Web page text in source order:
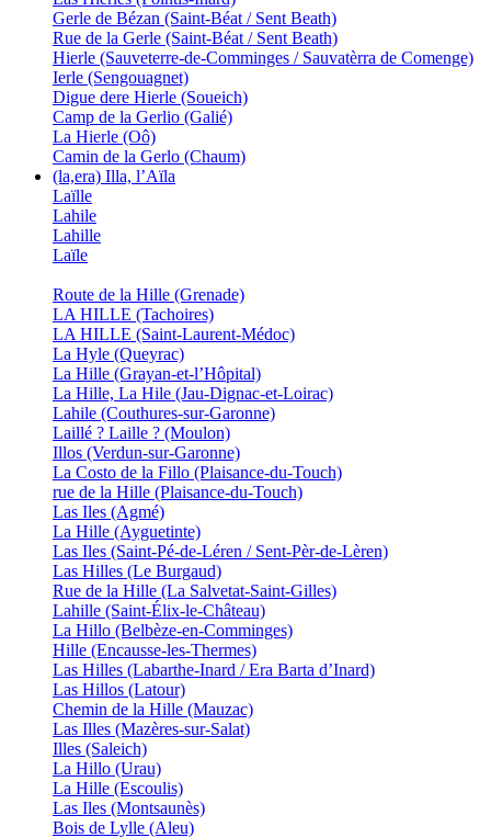
Gerle de Bézan (Saint-Béat / Sent Beath)
Rue de la Gerle (Saint-Béat / Sent Beath)
Hierle (Sauveterre-de-Comminges / Sauvatèrra de Comenge)
Ierle (Sengouagnet)
Digue dere Hierle (Soueich)
Camp de la Gerlio (Galié)
La Hierle (Oô)
Camin de la Gerlo (Chaum)
(la,era) Illa, l’Aïla
Laïlle
Lahile
Lahille
Laïle
Route de la Hille (Grenade)
LA HILLE (Tachoires)
LA HILLE (Saint-Laurent-Médoc)
La Hyle (Queyrac)
La Hille (Grayan-et-l’Hôpital)
La Hille, La Hile (Jau-Dignac-et-Loirac)
Lahile (Couthures-sur-Garonne)
Laillé ? Laille ? (Moulon)
Illos (Verdun-sur-Garonne)
La Costo de la Fillo (Plaisance-du-Touch)
rue de la Hille (Plaisance-du-Touch)
Las Iles (Agmé)
La Hille (Ayguetinte)
Las Iles (Saint-Pé-de-Léren / Sent-Pèr-de-Lèren)
Las Hilles (Le Burgaud)
Rue de la Hille (La Salvetat-Saint-Gilles)
Lahille (Saint-Élix-le-Château)
La Hillo (Belbèze-en-Comminges)
Hille (Encausse-les-Thermes)
Las Hilles (Labarthe-Inard / Era Barta d’Inard)
Las Hillos (Latour)
Chemin de la Hille (Mauzac)
Las Illes (Mazères-sur-Salat)
Illes (Saleich)
La Hillo (Urau)
La Hille (Escoulis)
Las Iles (Montsaunès)
Bois de Lylle (Aleu)